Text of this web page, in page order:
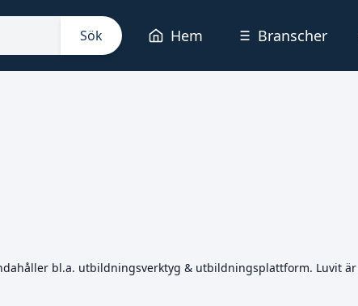
Sök Hem Branscher
bl.a. utbildningsverktyg & utbildningsplattform. Luvit